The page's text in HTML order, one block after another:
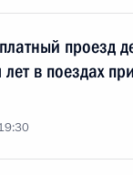
проезд
в поездах